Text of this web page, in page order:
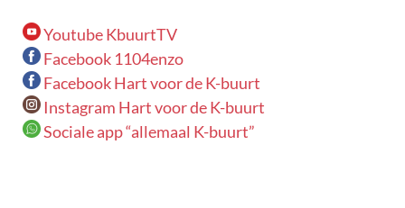
Youtube KbuurtTV
Facebook 1104enzo
Facebook Hart voor de K-buurt
Instagram Hart voor de K-buurt
Sociale app “allemaal K-buurt”